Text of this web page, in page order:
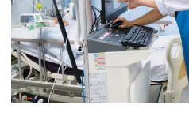
đường. Bệnh nhân nhanh
lớp mạch phổi, kết quả: không
mạch phổi, có tràn khí màng
ít.